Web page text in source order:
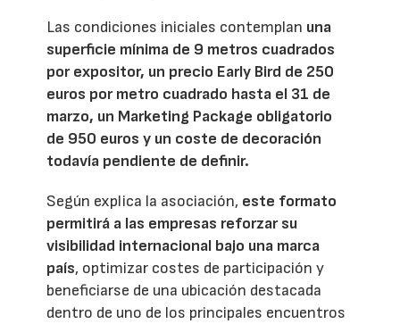
Las condiciones iniciales contemplan una
superficie mínima de 9 metros cuadrados
por expositor, un precio Early Bird de 250
euros por metro cuadrado hasta el 31 de
marzo, un Marketing Package obligatorio
de 950 euros y un coste de decoración
todavía pendiente de definir.
Según explica la asociación, este formato
permitirá a las empresas reforzar su
visibilidad internacional bajo una marca
país, optimizar costes de participación y
beneficiarse de una ubicación destacada
dentro de uno de los principales encuentros